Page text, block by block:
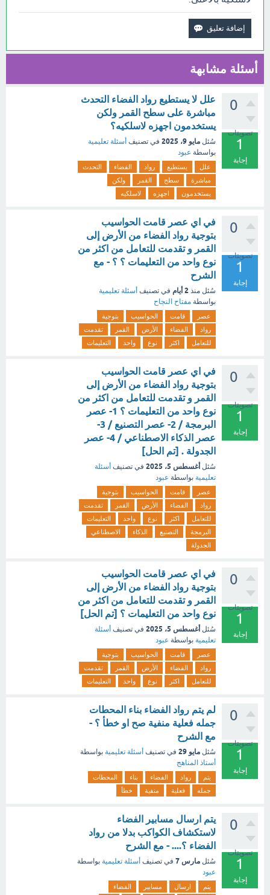
أسئلة مشابهة
0
تصويتات
1
إجابة
علل لا يستطيع رواد الفضاء التحدث
مباشرة على سطح القمر ولكن
يستخدمون اجهزه لاسلكيه؟
سُئل مايو 9، 2025 في تصنيف أسئلة تعليمية
بواسطة عبود
علل يستطيع رواد الفضاء
التحدث
مباشرة
سطح القمر
ولكن
يستخدمون
اجهزه لاسلكيه
0
تصويتات
1
إجابة
في اي عصر قامت الحواسيب
بتوجية رواد الفضاء من الأرض إلى
القمر و تقدمت للتعامل من اكثر من
نوع واحد من التعليمات ؟ ؟ - مع
الشرح
سُئل منذ 2 أيام في تصنيف أسئلة تعليمية
بواسطة مفتاح النجاح
عصر قامت الحواسيب
بتوجية
رواد
الفضاء الأرض القمر
تقدمت
للتعامل
اكثر نوع واحد التعليمات
0
تصويتات
1
إجابة
في اي عصر قامت الحواسيب
بتوجية رواد الفضاء من الأرض إلى
القمر و تقدمت للتعامل من اكثر من
نوع واحد من التعليمات ؟ 1- عصر
البرمجة / 2- عصر التصنيع / 3-
عصر الذكاء الاصطناعي / 4- عصر
الجدولة . [تم الحل]
سُئل أغسطس 5، 2025 في تصنيف أسئلة
تعليمية بواسطة عبود
عصر قامت الحواسيب
بتوجية
رواد
الفضاء الأرض القمر
تقدمت
للتعامل
اكثر نوع واحد
التعليمات
البرمجة
التصنيع الذكاء
الاصطناعي
الجدولة
0
تصويتات
1
إجابة
في اي عصر قامت الحواسيب
بتوجية رواد الفضاء من الأرض إلى
القمر و تقدمت للتعامل من اكثر من
نوع واحد من التعليمات ؟ [تم الحل]
سُئل أغسطس 5، 2025 في تصنيف أسئلة
تعليمية بواسطة عبود
عصر قامت الحواسيب
بتوجية
رواد
الفضاء الأرض القمر
تقدمت
للتعامل
اكثر نوع واحد التعليمات
0
تصويتات
1
إجابة
لم يتم رواد الفضاء بناء المحطات
جمله فعلية منفية صح او خطأ ؟ -
مع الشرح
سُئل مايو 29 في تصنيف أسئلة تعليمية بواسطة
أستاذ المناهج
يتم رواد الفضاء بناء
المحطات
جمله
فعلية منفية خطأ
0
تصويتات
1
إجابة
يتم ارسال مسابير الفضاء
لاستكشاف الكواكب بدلا من رواد
الفضاء ؟.... - مع الشرح
سُئل مارس 7 في تصنيف أسئلة تعليمية بواسطة
عبود
يتم ارسال مسابير
الفضاء